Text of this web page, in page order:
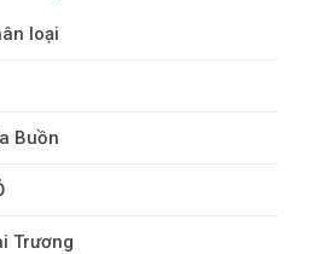
loại
Buồn
Trương